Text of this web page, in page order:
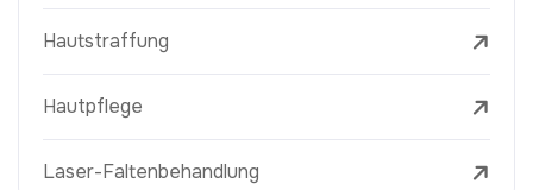
Hautstraffung
Hautpflege
Laser-Faltenbehandlung